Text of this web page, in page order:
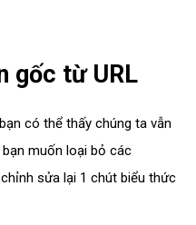
gốc từ URL
có thể thấy chúng ta vẫn
muốn loại bỏ các
sửa lại 1 chút biểu thức